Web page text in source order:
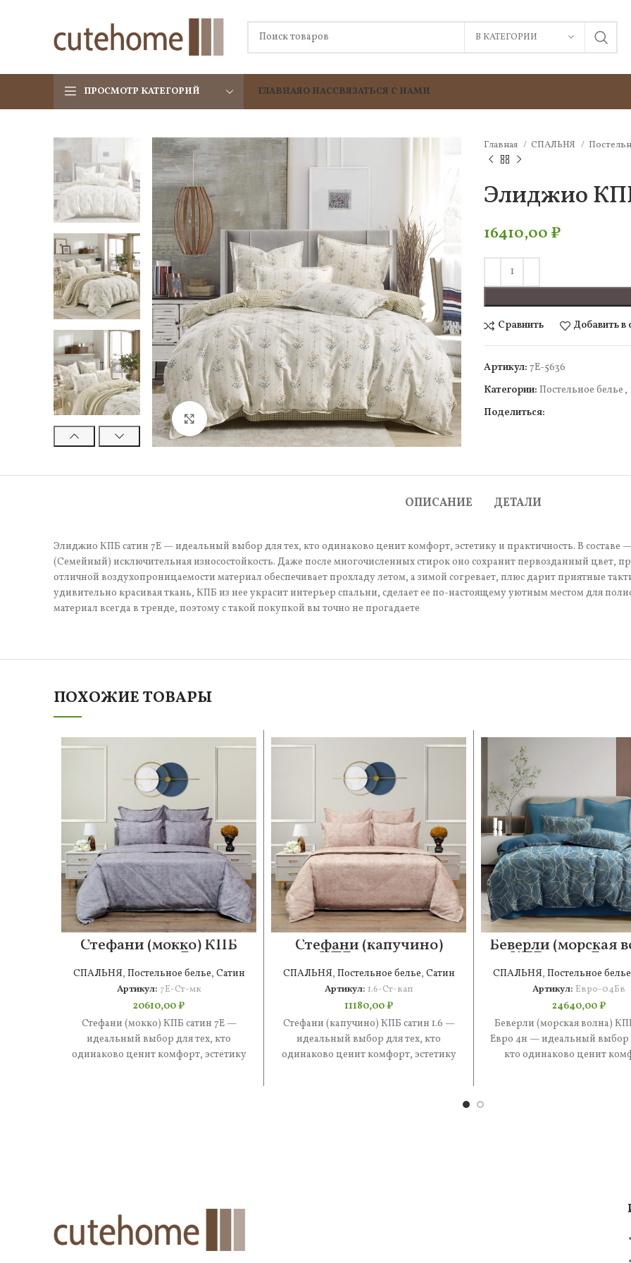
В КАТЕГОРИИ
ПРОСМОТР КАТЕГОРИЙ ГЛАВНАЯО НАССВЯЗАТЬСЯ С НАМИ
Нажмите, чтобы увеличить
Главная СПАЛЬНЯ
Элиджио
16410,00₽
Сравнить Добавить в
Артикул: 7Е-5636
Категории: Постельное белье ,
Поделиться:
ОПИСАНИЕ ДЕТАЛИ
Элиджио КПБ сатин 7Е — идеальный выбор для тех, кто одинаково ценит комфорт, эстетику и практичность. В составе
(Семейный) исключительная износостойкость. Даже после многочисленных стирок оно сохранит первозданный цвет,
отличной воздухопроницаемости материал обеспечивает прохладу летом, а зимой согревает, плюс дарит приятные
удивительно красивая ткань, КПБ из нее украсит интерьер спальни, сделает ее по-настоящему уютным местом для
материал всегда в тренде, поэтому с такой покупкой вы точно не прогадаете
ПОХОЖИЕ ТОВАРЫ
Стефани (мокко) КПБ
сатин 7Е
СПАЛЬНЯ, Постельное белье, Сатин
Артикул: 7Е-Ст-мк
20610,00₽
Стефани (мокко) КПБ сатин 7Е —
идеальный выбор для тех, кто
одинаково ценит комфорт, эстетику
Стефани (капучино)
КПБ сатин 1.6
СПАЛЬНЯ, Постельное белье, Сатин
Артикул: 1.6-Ст-кап
11180,00₽
Стефани (капучино) КПБ сатин 1.6 —
идеальный выбор для тех, кто
одинаково ценит комфорт, эстетику
Беверли (морская
КПБ сатин Евро
СПАЛЬНЯ, Постельное белье
Артикул: Евро-04Бв
24640,00₽
Беверли (морская волна)
Евро 4н — идеальный выбор
кто одинаково ценит